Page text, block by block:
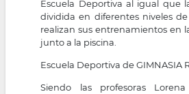
Escuela Deportiva al igual que
dividida en diferentes niveles
realizan sus entrenamientos en
junto a la piscina.
Escuela Deportiva de GIMNASIA
Siendo las profesoras